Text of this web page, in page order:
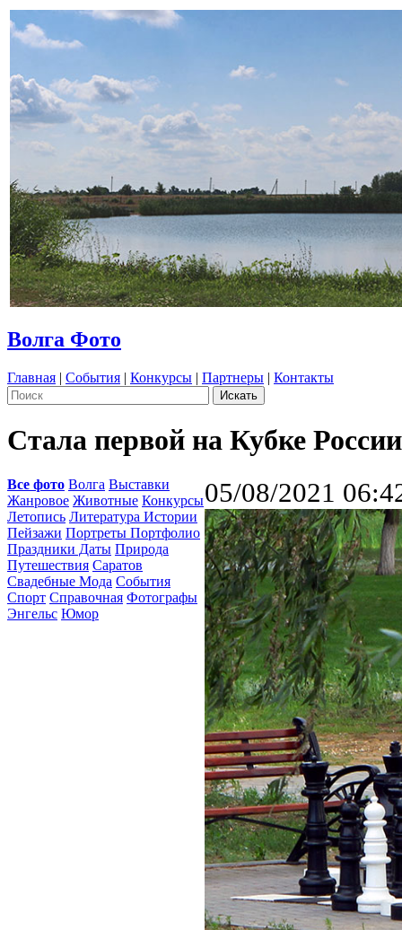
Волга Фото
Главная | События | Конкурсы | Партнеры | Контакты
Стала первой на Кубке
Все фото Волга Выставки
Жанровое Животные Конкурсы
Летопись Литература Истории
Пейзажи Портреты Портфолио
Праздники Даты Природа
Путешествия Саратов
Свадебные Мода События
Спорт Справочная Фотографы
Энгельс Юмор
05/08/2021